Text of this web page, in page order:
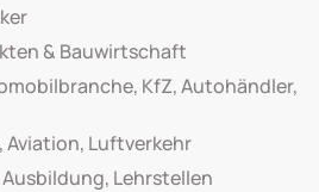
& Bauwirtschaft
KfZ, Autohändler,
Aviation, Luftverkehr
Lehrstellen